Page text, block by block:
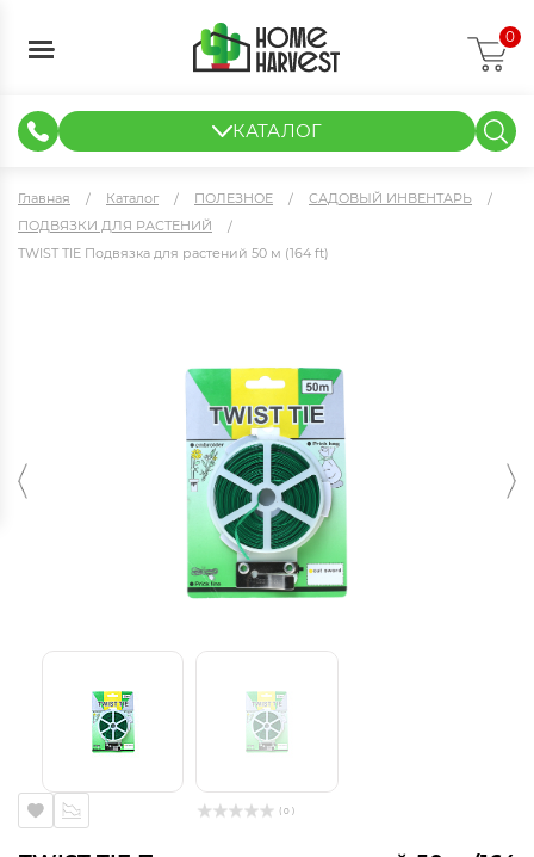
0
КАТАЛОГ
Главная Каталог ПОЛЕЗНОЕ
САДОВЫЙ ИНВЕНТАРЬ
ПОДВЯЗКИ ДЛЯ РАСТЕНИЙ
TWIST TIE Подвязка для растений 50 м (164 ft)
( 0 )